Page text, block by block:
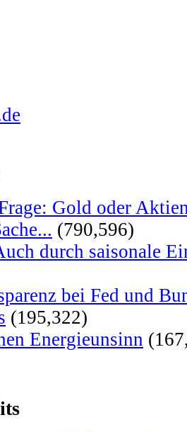
Gold oder
(790,596)
durch saisonale
bei Fed und
(195,322)
Energieunsinn